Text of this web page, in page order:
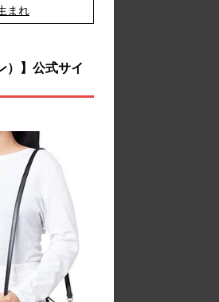
まれ
）】公式サイ